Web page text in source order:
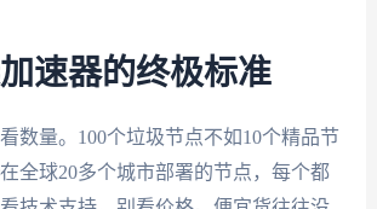
速器的终极标准
数量。100个垃圾节点不如10个精品节
在全球20多个城市部署的节点，每个都